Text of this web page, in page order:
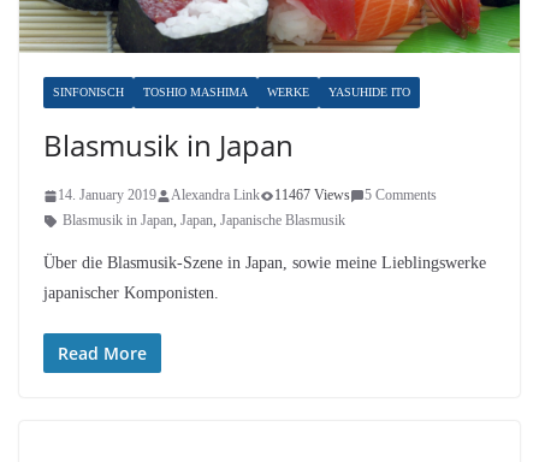
SINFONISCH TOSHIO MASHIMA WERKE YASUHIDE ITO
Blasmusik in Japan
14. January 2019 Alexandra Link 11467 Views
5 Comments
Blasmusik in Japan, Japan, Japanische Blasmusik
Über die Blasmusik-Szene in Japan, sowie meine Lieblingswerke
japanischer Komponisten.
Read More